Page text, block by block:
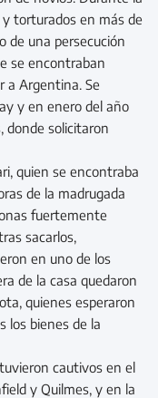
torturados en más de
de una persecución
se encontraban
a Argentina. Se
y en enero del año
donde solicitaron
quien se encontraba
de la madrugada
fuertemente
sacarlos,
en uno de los
de la casa quedaron
quienes esperaron
los bienes de la
cautivos en el
y Quilmes, y en la